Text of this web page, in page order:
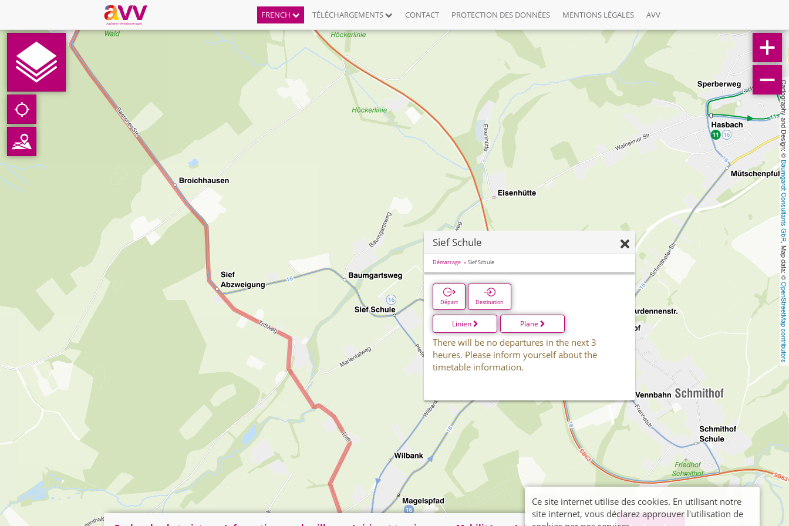
FRENCH TÉLÉCHARGEMENTS CONTACT PROTECTION DES DONNÉES MENTIONS LÉGALES AVV
Cartography and Design: ©
Baumgardt Consultants GbR
, Map data: ©
OpenStreetMap contributors
Sief Schule
Démarrage Sief Schule
Départ Destination
Linien Pläne
There will be no departures in the next 3
heures. Please inform yourself about the
timetable information.
Ce site internet utilise des cookies. En utilisant notre
site internet, vous déclarez approuver l'utilisation de